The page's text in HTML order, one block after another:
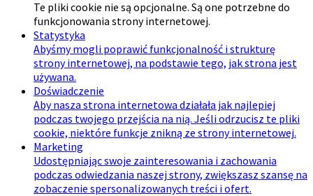
Te pliki cookie nie są opcjonalne. Są one potrzebne do
funkcjonowania strony internetowej.
Statystyka
Abyśmy mogli poprawić funkcjonalność i strukturę
strony internetowej, na podstawie tego, jak strona jest
używana.
Doświadczenie
Aby nasza strona internetowa działała jak najlepiej
podczas twojego przejścia na nią. Jeśli odrzucisz te pliki
cookie, niektóre funkcje znikną ze strony internetowej.
Marketing
Udostępniając swoje zainteresowania i zachowania
podczas odwiedzania naszej strony, zwiększasz szansę na
zobaczenie spersonalizowanych treści i ofert.